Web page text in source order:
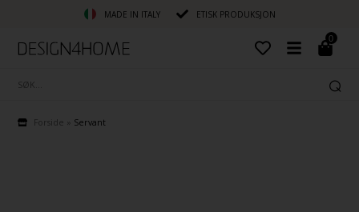
MADE IN ITALY ETISK PRODUKSJON
0
Forside Servant